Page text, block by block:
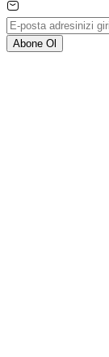
Abone Ol